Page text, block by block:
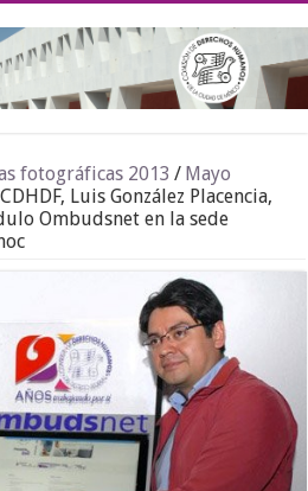
fotográficas 2013 / Mayo
Luis González Placencia,
Ombudsnet en la sede